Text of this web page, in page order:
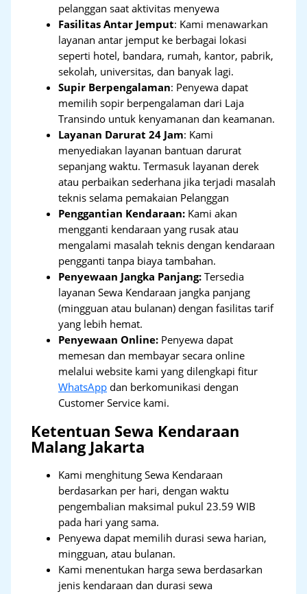
pelanggan saat aktivitas menyewa
Fasilitas Antar Jemput: Kami menawarkan
layanan antar jemput ke berbagai lokasi
seperti hotel, bandara, rumah, kantor, pabrik,
sekolah, universitas, dan banyak lagi.
Supir Berpengalaman: Penyewa dapat
memilih sopir berpengalaman dari Laja
Transindo untuk kenyamanan dan keamanan.
Layanan Darurat 24 Jam: Kami
menyediakan layanan bantuan darurat
sepanjang waktu. Termasuk layanan derek
atau perbaikan sederhana jika terjadi masalah
teknis selama pemakaian Pelanggan
Penggantian Kendaraan: Kami akan
mengganti kendaraan yang rusak atau
mengalami masalah teknis dengan kendaraan
pengganti tanpa biaya tambahan.
Penyewaan Jangka Panjang: Tersedia
layanan Sewa Kendaraan jangka panjang
(mingguan atau bulanan) dengan fasilitas tarif
yang lebih hemat.
Penyewaan Online: Penyewa dapat
memesan dan membayar secara online
melalui website kami yang dilengkapi fitur
WhatsApp dan berkomunikasi dengan
Customer Service kami.
Ketentuan Sewa Kendaraan
Malang Jakarta
Kami menghitung Sewa Kendaraan
berdasarkan per hari, dengan waktu
pengembalian maksimal pukul 23.59 WIB
pada hari yang sama.
Penyewa dapat memilih durasi sewa harian,
mingguan, atau bulanan.
Kami menentukan harga sewa berdasarkan
jenis kendaraan dan durasi sewa